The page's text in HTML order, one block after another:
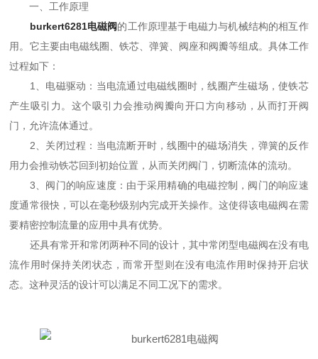
一、工作原理
burkert6281电磁阀的工作原理基于电磁力与机械结构的相互作
用。它主要由电磁线圈、铁芯、弹簧、阀座和阀瓣等组成。具体工作
过程如下：
1、电磁驱动：当电流通过电磁线圈时，线圈产生磁场，使铁芯
产生吸引力。这个吸引力会推动阀瓣向开口方向移动，从而打开阀
门，允许流体通过。
2、关闭过程：当电流断开时，线圈中的磁场消失，弹簧的反作
用力会推动铁芯回到初始位置，从而关闭阀门，切断流体的流动。
3、阀门的响应速度：由于采用精确的电磁控制，阀门的响应速
度通常很快，可以在毫秒级别内完成开关操作。这使得该电磁阀在需
要精密控制流量的应用中具有优势。
还具有常开和常闭两种不同的设计，其中常闭型电磁阀在没有电
流作用时保持关闭状态，而常开型则在没有电流作用时保持开启状
态。这种灵活的设计可以满足不同工况下的需求。